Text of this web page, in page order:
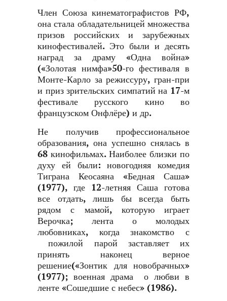
Член Союза кинематографистов РФ,
она стала обладательницей множества
призов российских и зарубежных
кинофестивалей. Это были и десять
наград за драму «Одна война»
(«Золотая нимфа»50-го фестиваля в
Монте-Карло за режиссуру, гран-при
и приз зрительских симпатий на 17-м
фестивале русского кино во
французском Онфлёре) и др.
Не получив профессиональное
образования, она успешно снялась в
68 кинофильмах. Наиболее близки по
духу ей были: новогодняя комедия
Тиграна Кеосаяна «Бедная Саша»
(1977), где 12-летняя Саша готова
все отдать, лишь бы всегда быть
рядом с мамой, которую играет
Верочка; лента о молодых
любовниках, когда знакомство с
пожилой парой заставляет их
принять наконец верное
решение(«Зонтик для новобрачных»
(1977); военная драма о любви в
ленте «Сошедшие с небес» (1986).